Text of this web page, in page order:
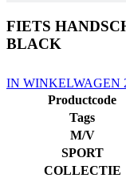
FIETS
BLACK
IN WINKELWAGEN
Productcode
Tags
M/V
SPORT
COLLECTIE